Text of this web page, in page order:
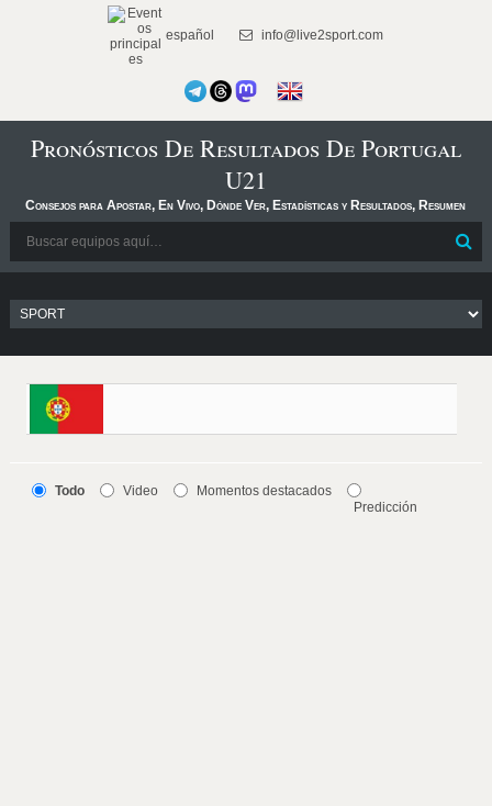
español info@live2sport.com
Pronósticos De Resultados De Portugal
U21
Consejos para Apostar, En Vivo, Dónde Ver, Estadísticas y Resultados, Resumen
Todo Video
Momentos destacados
Predicción